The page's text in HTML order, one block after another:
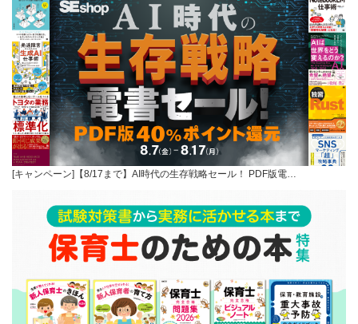
[キャンペーン]【8/17まで】AI時代の生存戦略セール！ PDF版電…